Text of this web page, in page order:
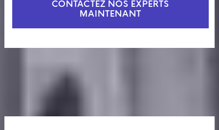
CONTACTEZ NOS EXPERTS
MAINTENANT